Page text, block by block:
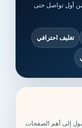
أول تواصل حتى
تغليف احترافي
إلى أهم الصفحات